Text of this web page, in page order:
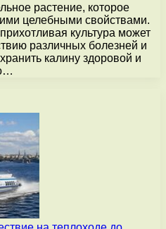
растение, которое
целебными свойствами.
культура может
различных болезней и
калину здоровой и